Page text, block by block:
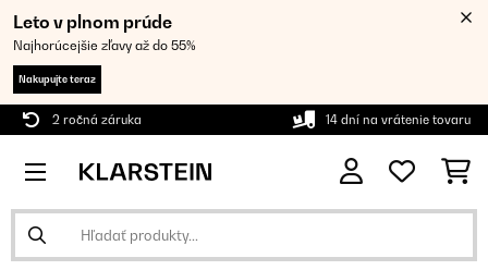
Leto v plnom prúde
Najhorúcejšie zľavy až do 55%
Nakupujte teraz
2 ročná záruka 14 dní na vrátenie tovaru